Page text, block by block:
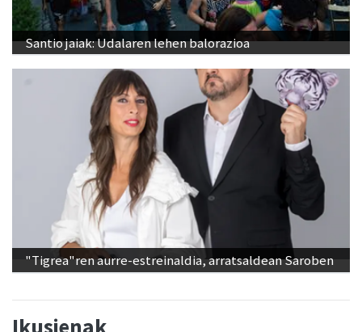
Santio jaiak: Udalaren lehen balorazioa
"Tigrea"ren aurre-estreinaldia, arratsaldean Saroben
Ikusienak